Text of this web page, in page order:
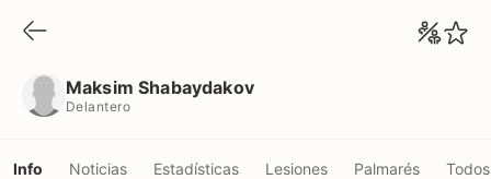
Maksim Shabaydakov
Delantero
Info Noticias Estadísticas Lesiones Palmarés